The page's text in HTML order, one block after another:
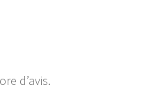
d’avis.